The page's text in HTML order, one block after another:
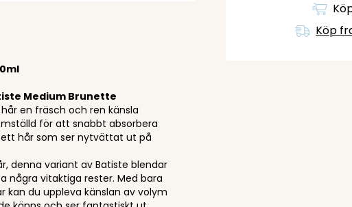
Medium Brunette
en fräsch och ren känsla
för att snabbt absorbera
hår som ser nytvättat ut på
denna variant av Batiste blendar
några vitaktiga rester. Med bara
kan du uppleva känslan av volym
Köp